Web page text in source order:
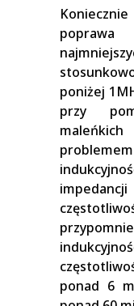
poniżej
przy
ponad 6